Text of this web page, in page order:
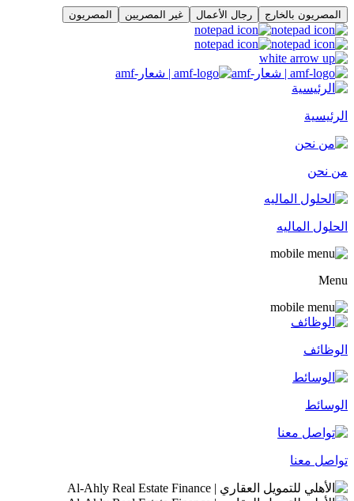
المصريون بالخارج رجال الأعمال غير المصريين المصريون
الرئيسية
من نحن
الحلول الماليه
Menu
الوظائف
الوسائط
تواصل معنا